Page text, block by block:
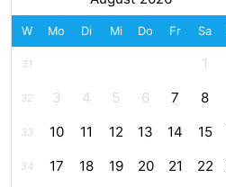
Forum
Route
W Mo Di Mi Do Fr Sa
31 1
32 3 4 5 6 7 8
33 10 11 12 13 14 15
34 17 18 19 20 21 22